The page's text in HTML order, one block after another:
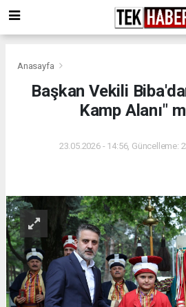
Anasayfa
Başkan Vekili
Kamp Alanı"
23.05.2026 - 14:56, Güncelleme: